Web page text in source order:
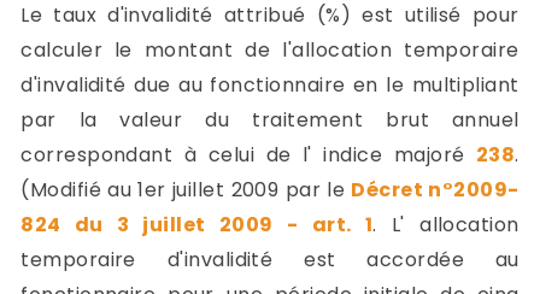
Le taux d'invalidité attribué (%) est utilisé pour
calculer le montant de l'allocation temporaire
d'invalidité due au fonctionnaire en le multipliant
par la valeur du traitement brut annuel
correspondant à celui de l' indice majoré 238.
(Modifié au 1er juillet 2009 par le Décret n°2009-
824 du 3 juillet 2009 - art. 1. L' allocation
temporaire d'invalidité est accordée au